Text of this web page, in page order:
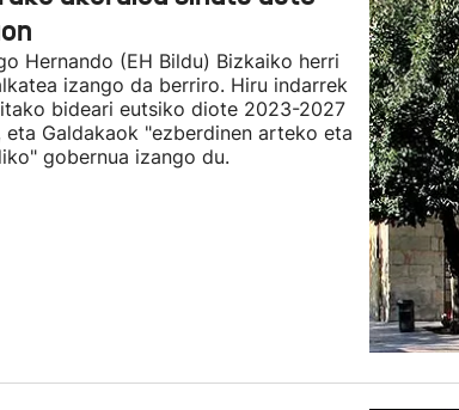
Hernando (EH Bildu) Bizkaiko herri
izango da berriro. Hiru indarrek
bideari eutsiko diote 2023-2027
eta Galdakaok "ezberdinen arteko eta
gobernua izango du.